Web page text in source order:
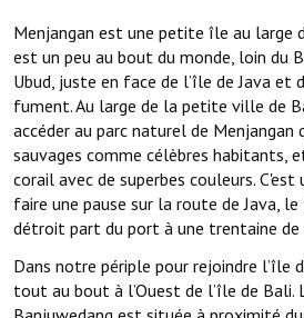
Menjangan est une petite île au large
est un peu au bout du monde, loin du
Ubud, juste en face de l’île de Java et
fument. Au large de la petite ville de
accéder au parc naturel de
sauvages comme célèbres habitants,
corail avec de superbes couleurs.
faire une pause sur la route de Java,
détroit part du port à une trentaine de
Dans notre périple pour rejoindre l’île
tout au bout à l’Ouest de l’île de